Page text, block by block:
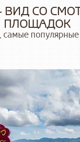
ВИД СО
ПЛОЩАДОК
самые